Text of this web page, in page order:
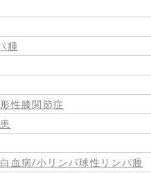
腫
性膝関節症
血病/小リンパ球性リンパ腫